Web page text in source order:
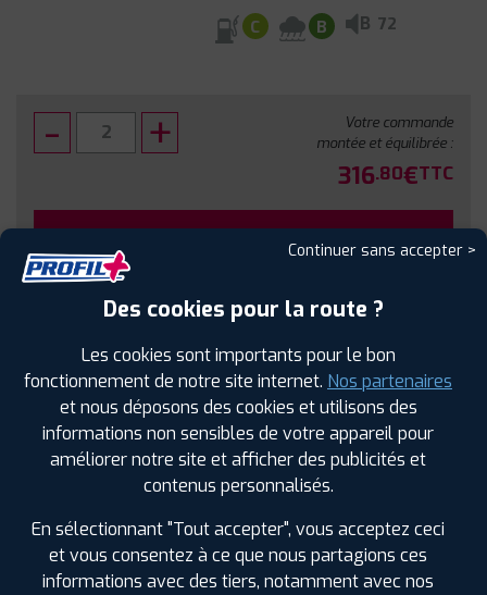
C B B 72
Votre commande
montée et équilibrée :
316.80€TTC
Sous réserve de disponibilité en agence
SPÉCIFICATIONS AVIS CLIENTS ÉTIQUETAGE
Continuer sans accepter >
Des cookies pour la route ?
Les cookies sont importants pour le bon
fonctionnement de notre site internet. Nos partenaires
et nous déposons des cookies et utilisons des
informations non sensibles de votre appareil pour
améliorer notre site et afficher des publicités et
contenus personnalisés.
En sélectionnant "Tout accepter", vous acceptez ceci
et vous consentez à ce que nous partagions ces
informations avec des tiers, notamment avec nos